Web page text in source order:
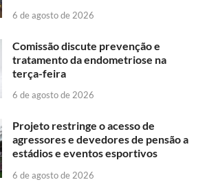
6 de agosto de 2026
Comissão discute prevenção e
tratamento da endometriose na
terça-feira
6 de agosto de 2026
Projeto restringe o acesso de
agressores e devedores de pensão a
estádios e eventos esportivos
6 de agosto de 2026